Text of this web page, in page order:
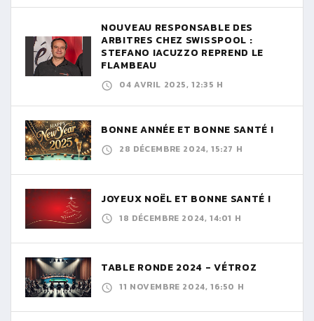
NOUVEAU RESPONSABLE DES
ARBITRES CHEZ SWISSPOOL :
STEFANO IACUZZO REPREND LE
FLAMBEAU
04 AVRIL 2025, 12:35 H
BONNE ANNÉE ET BONNE SANTÉ !
28 DÉCEMBRE 2024, 15:27 H
JOYEUX NOËL ET BONNE SANTÉ !
18 DÉCEMBRE 2024, 14:01 H
TABLE RONDE 2024 - VÉTROZ
11 NOVEMBRE 2024, 16:50 H